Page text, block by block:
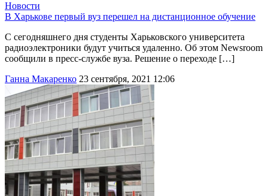
Новости
В Харькове первый вуз перешел на дистанционное обучение
С сегодняшнего дня студенты Харьковского университета
радиоэлектроники будут учиться удаленно. Об этом Newsroom
сообщили в пресс-службе вуза. Решение о переходе […]
Ганна Макаренко 23 сентября, 2021 12:06